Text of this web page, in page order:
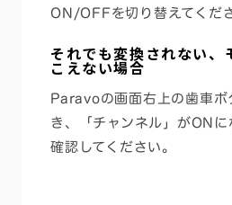
ON/OFFを切り替えてくだ
それでも変換されない、
こえない場合
Paravoの画面右上の歯車ボ
き、「チャンネル」がON
確認してください。